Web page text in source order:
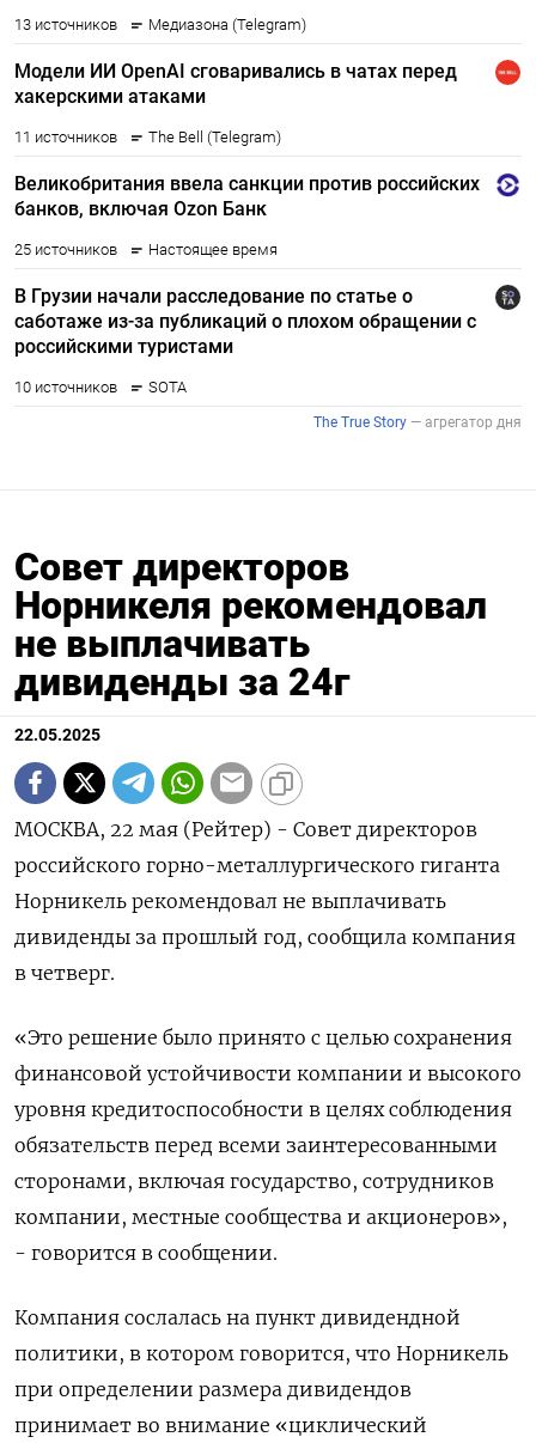
Совет директоров
Норникеля рекомендовал
не выплачивать
дивиденды за 24г
22.05.2025
МОСКВА, 22 мая (Рейтер) - Совет директоров
российского горно-металлургического гиганта
Норникель рекомендовал не выплачивать
дивиденды за прошлый год, сообщила компания
в четверг.
«Это решение было принято с целью сохранения
финансовой устойчивости компании и высокого
уровня кредитоспособности в целях соблюдения
обязательств перед всеми заинтересованными
сторонами, включая государство, сотрудников
компании, местные сообщества и акционеров»,
- говорится в сообщении.
Компания сослалась на пункт дивидендной
политики, в котором говорится, что Норникель
при определении размера дивидендов
принимает во внимание «циклический